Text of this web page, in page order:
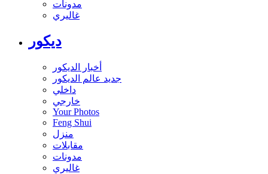
مدونات
غاليري
ديكور
أخبار الديكور
جديد عالم الديكور
داخلي
خارجي
Your Photos
Feng Shui
منزل
مقابلات
مدونات
غاليري